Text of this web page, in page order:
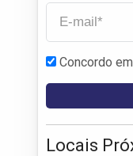
Concordo
Locais